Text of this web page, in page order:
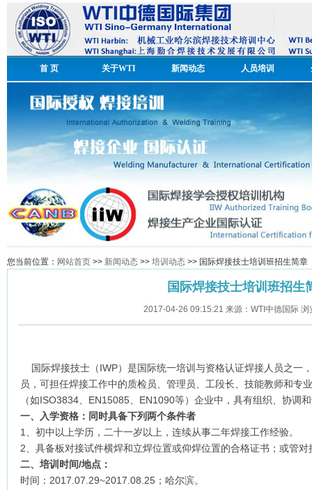
首 页 关于WTI 新闻动态 人员培训
您当前位置： 网站首页 >> 新闻动态 >> 培训动态 >> 国际焊接技士培训班招生简章
国际焊接技士培训班招生
2017-04-26 09:15:21 来源：WTI中德国际 浏
国际焊接技士（IWP）是国际统一培训与资格认证焊接人员之一
员，可担任焊接工作中的质检员、管理员、工段长、技能教师和专
（如ISO3834、EN15085、EN1090等）企业中，具有组织、协调
一、入学资格：同时具备下列两个条件者
1、初中以上学历，二十一岁以上，连续从事二年焊接工作经验。
2、具备板对接试件横焊和立焊位置或仰焊位置的合格证书；或管
二、培训时间/地点 ：
时间：2017.07.29~2017.08.25；哈尔滨。